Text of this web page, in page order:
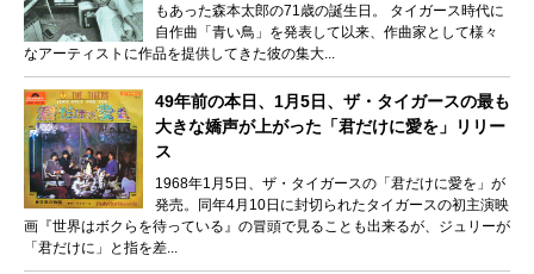
もあった森本太郎の71歳の誕生日。 タイガース時代に
自作曲「青い鳥」を発表して以来、作曲家として様々
なアーティストに作品を提供してきた彼の集大...
49年前の本日、1月5日、ザ・タイガースの最も
大きな嬌声が上がった「君だけに愛を」リリー
ス
1968年1月5日、ザ・タイガースの「君だけに愛を」が
発売。同年4月10日に封切られたタイガースの初主演映
画『世界はボクらを待っている』の冒頭で見ることも出来るが、ジュリーが
「君だけに」と指を差...